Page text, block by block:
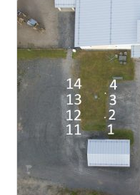
Tällä
tuotteella
useampi
muunnelma.
Voit
valinnat
sivulla.